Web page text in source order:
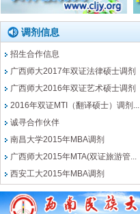
调剂信息
招生合作信息
广西师大2017年双证法律硕士调剂
广西师大2016年双证艺术硕士调剂
2016年双证MTI（翻译硕士）调剂...
诚寻合作伙伴
南昌大学2015年MBA调剂
广西师大2015年MTA(双证旅游管...
西安工大2015年MBA调剂